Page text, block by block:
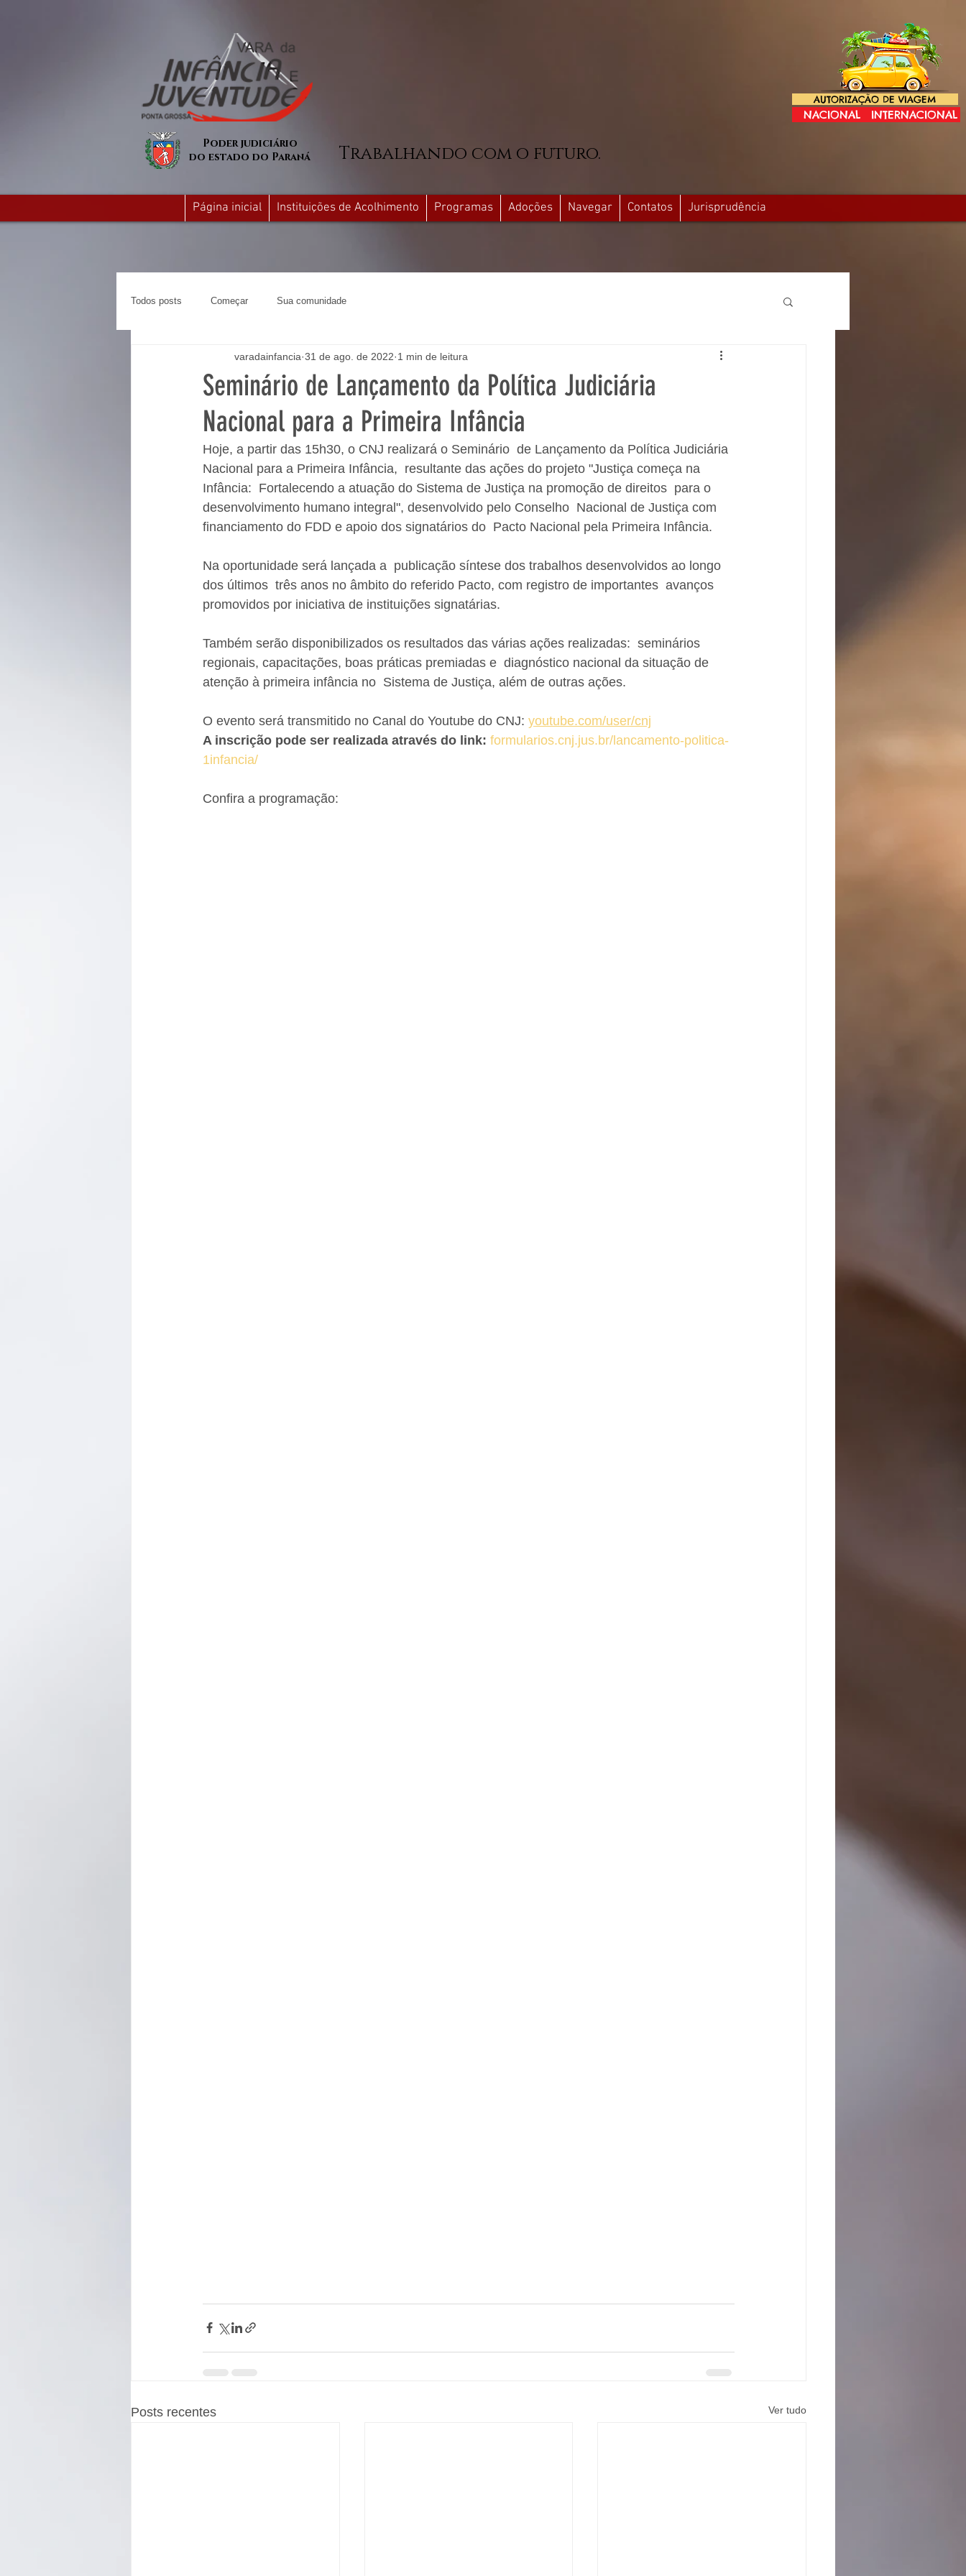
AUTORIZAÇÃO DE VIAGEM
NACIONAL INTERNACIONAL
Poder judiciário
do estado do Paraná
Trabalhando com o futuro.
Página inicial Instituições de Acolhimento Programas Adoções Navegar Contatos Jurisprudência
Todos posts Começar Sua comunidade
Seminário de Lançamento da Política Judiciária
Nacional para a Primeira Infância
varadainfancia 31 de ago. de 2022 1 min de leitura
Hoje, a partir das 15h30, o CNJ realizará o Seminário  de Lançamento da Política Judiciária
Nacional para a Primeira Infância,  resultante das ações do projeto "Justiça começa na
Infância:  Fortalecendo a atuação do Sistema de Justiça na promoção de direitos  para o
desenvolvimento humano integral", desenvolvido pelo Conselho  Nacional de Justiça com
financiamento do FDD e apoio dos signatários do  Pacto Nacional pela Primeira Infância.
Na oportunidade será lançada a  publicação síntese dos trabalhos desenvolvidos ao longo
dos últimos  três anos no âmbito do referido Pacto, com registro de importantes  avanços
promovidos por iniciativa de instituições signatárias.
Também serão disponibilizados os resultados das várias ações realizadas:  seminários
regionais, capacitações, boas práticas premiadas e  diagnóstico nacional da situação de
atenção à primeira infância no  Sistema de Justiça, além de outras ações.
O evento será transmitido no Canal do Youtube do CNJ: youtube.com/user/cnj
A inscrição pode ser realizada através do link: formularios.cnj.jus.br/lancamento-politica-
1infancia/
Confira a programação:
Posts recentes Ver tudo